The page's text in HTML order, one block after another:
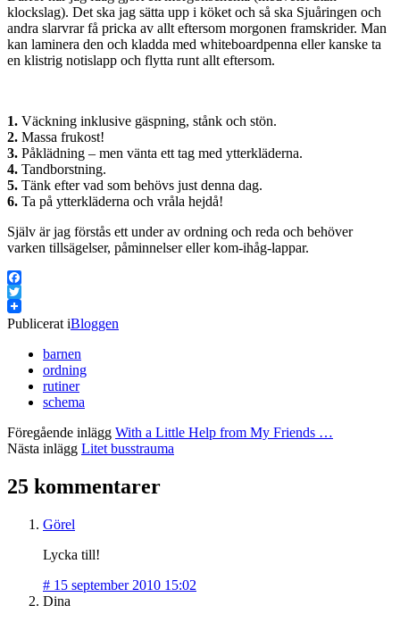
klockslag). Det ska jag sätta upp i köket och så ska Sjuåringen och
andra slarvrar få pricka av allt eftersom morgonen framskrider. Man
kan laminera den och kladda med whiteboardpenna eller kanske ta
en klistrig notislapp och flytta runt allt eftersom.
1. Väckning inklusive gäspning, stånk och stön.
2. Massa frukost!
3. Påklädning – men vänta ett tag med ytterkläderna.
4. Tandborstning.
5. Tänk efter vad som behövs just denna dag.
6. Ta på ytterkläderna och vråla hejdå!
Själv är jag förstås ett under av ordning och reda och behöver
varken tillsägelser, påminnelser eller kom-ihåg-lappar.
Facebook
Twitter
Publicerat iBloggen
barnen
ordning
rutiner
schema
Föregående inlägg With a Little Help from My Friends …
Nästa inlägg Litet busstrauma
25 kommentarer
Görel
Lycka till!
# 15 september 2010 15:02
Dina